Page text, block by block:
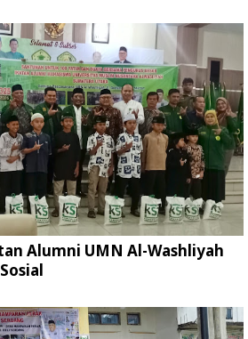
Alumni UMN Al-Washliyah